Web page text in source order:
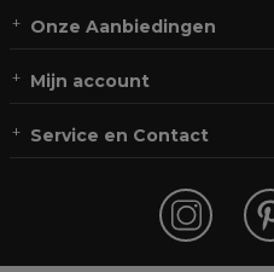
Onze Aanbiedingen
Mijn account
Service en Contact